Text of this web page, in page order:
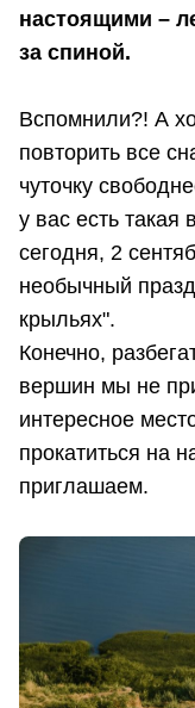
настоящими –
за спиной.
Вспомнили?! А
повторить все
чуточку
у вас есть
сегодня, 2
необычный
крыльях".
Конечно,
вершин мы не
интересное
прокатиться на
приглашаем.